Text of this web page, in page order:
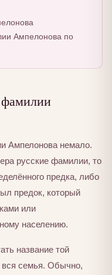
Ампелонова по
Ампелонова немало.
русские фамилии, то
предка, либо
предок, который
или
населению.
название той
вся семья. Обычно,